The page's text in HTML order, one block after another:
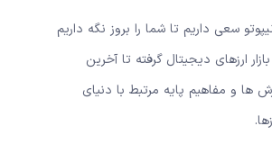
سعی داریم تا شما را بروز نگه داریم
ارزهای دیجیتال گرفته تا آخرین
ها و مفاهیم پایه مرتبط با دنیای